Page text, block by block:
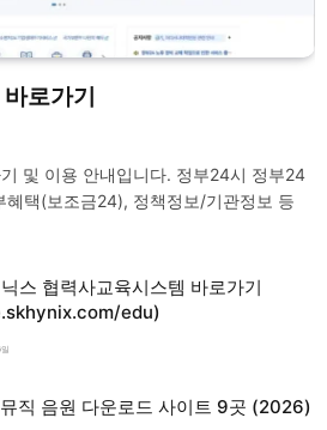
로가기
및 이용 안내입니다. 정부24시 정부24
혜택(보조금24), 정책정보/기관정보 등
스 협력사교육시스템 바로가기
edu)
직 음원 다운로드 사이트 9곳 (2026)